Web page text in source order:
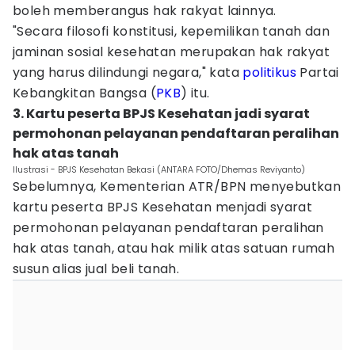
boleh memberangus hak rakyat lainnya.
"Secara filosofi konstitusi, kepemilikan tanah dan
jaminan sosial kesehatan merupakan hak rakyat
yang harus dilindungi negara," kata politikus Partai
Kebangkitan Bangsa (PKB) itu.
3. Kartu peserta BPJS Kesehatan jadi syarat
permohonan pelayanan pendaftaran peralihan
hak atas tanah
Ilustrasi - BPJS Kesehatan Bekasi (ANTARA FOTO/Dhemas Reviyanto)
Sebelumnya, Kementerian ATR/BPN menyebutkan
kartu peserta BPJS Kesehatan menjadi syarat
permohonan pelayanan pendaftaran peralihan
hak atas tanah, atau hak milik atas satuan rumah
susun alias jual beli tanah.